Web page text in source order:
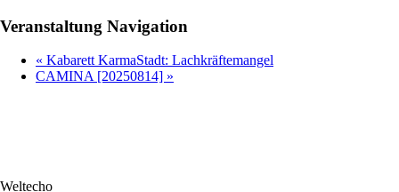
Veranstaltung Navigation
« Kabarett KarmaStadt: Lachkräftemangel
CAMINA [20250814] »
Weltecho